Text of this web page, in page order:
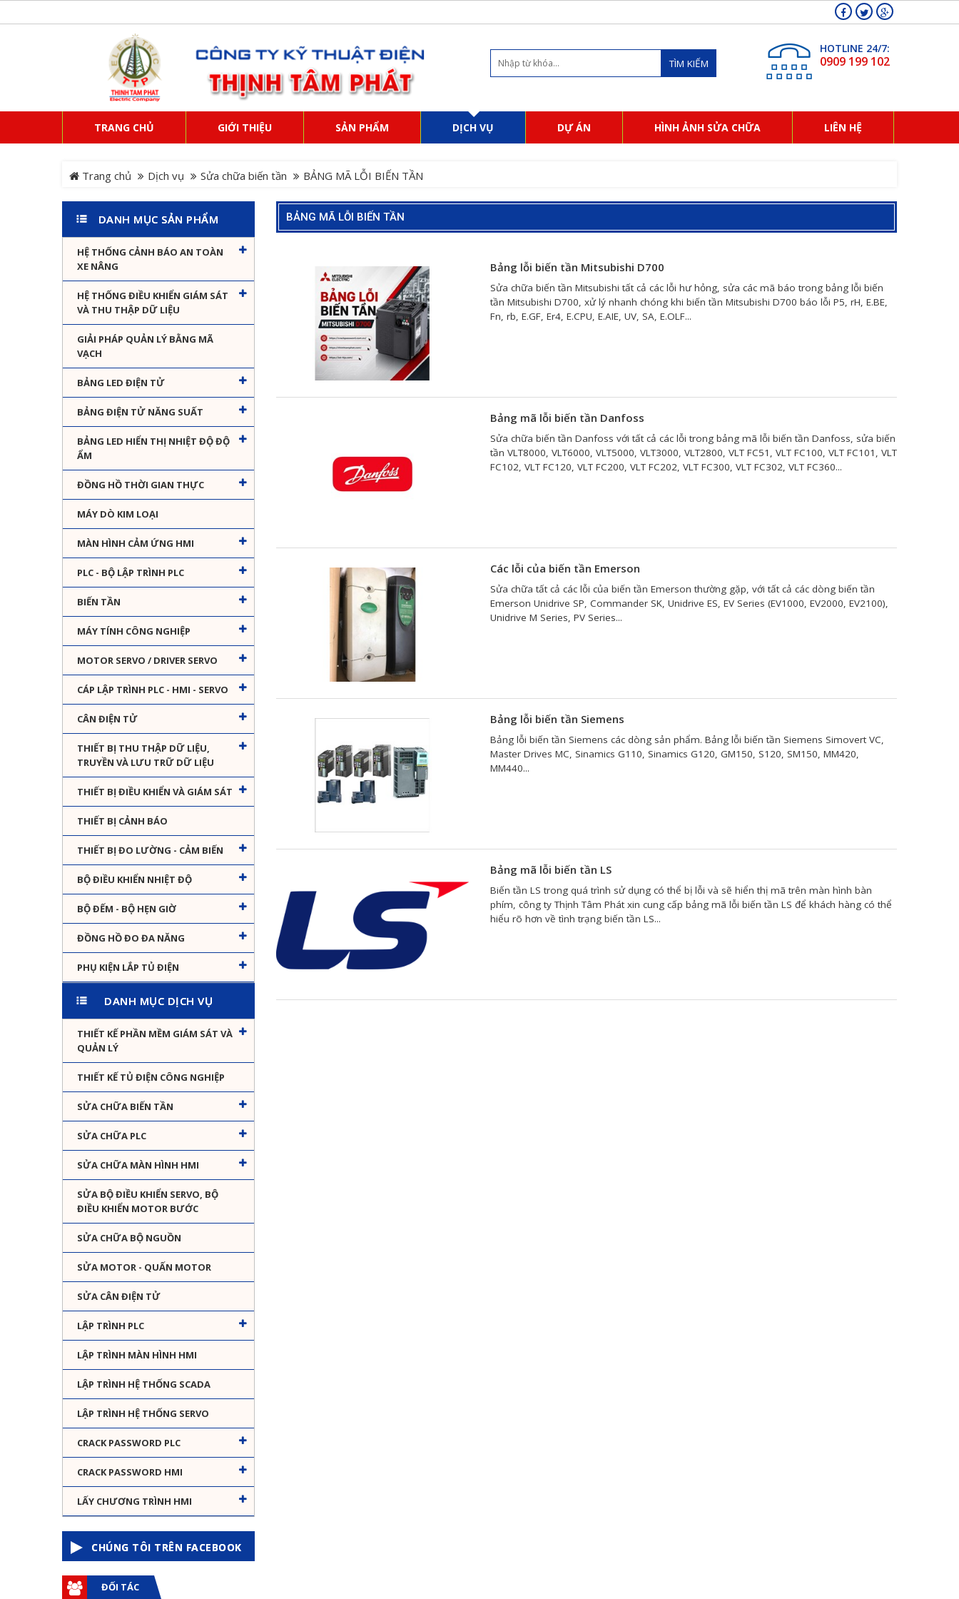
TÌM KIẾM
HOTLINE 24/7:
0909 199 102
TRANG CHỦ GIỚI THIỆU SẢN PHẨM DỊCH VỤ DỰ ÁN HÌNH ẢNH SỬA CHỮA LIÊN HỆ
Trang chủ Dịch vụ Sửa chữa biến tần BẢNG MÃ LỖI BIẾN TẦN
DANH MỤC SẢN PHẨM
HỆ THỐNG CẢNH BÁO AN TOÀN
XE NÂNG
HỆ THỐNG ĐIỀU KHIỂN GIÁM SÁT
VÀ THU THẬP DỮ LIỆU
GIẢI PHÁP QUẢN LÝ BẰNG MÃ
VẠCH
BẢNG LED ĐIỆN TỬ
BẢNG ĐIỆN TỬ NĂNG SUẤT
BẢNG LED HIỂN THỊ NHIỆT ĐỘ ĐỘ
ẨM
ĐỒNG HỒ THỜI GIAN THỰC
MÁY DÒ KIM LOẠI
MÀN HÌNH CẢM ỨNG HMI
PLC - BỘ LẬP TRÌNH PLC
BIẾN TẦN
MÁY TÍNH CÔNG NGHIỆP
MOTOR SERVO / DRIVER SERVO
CÁP LẬP TRÌNH PLC - HMI - SERVO
CÂN ĐIỆN TỬ
THIẾT BỊ THU THẬP DỮ LIỆU,
TRUYỀN VÀ LƯU TRỮ DỮ LIỆU
THIẾT BỊ ĐIỀU KHIỂN VÀ GIÁM SÁT
THIẾT BỊ CẢNH BÁO
THIẾT BỊ ĐO LƯỜNG - CẢM BIẾN
BỘ ĐIỀU KHIỂN NHIỆT ĐỘ
BỘ ĐẾM - BỘ HẸN GIỜ
ĐỒNG HỒ ĐO ĐA NĂNG
PHỤ KIỆN LẮP TỦ ĐIỆN
DANH MỤC DỊCH VỤ
THIẾT KẾ PHẦN MỀM GIÁM SÁT VÀ
QUẢN LÝ
THIẾT KẾ TỦ ĐIỆN CÔNG NGHIỆP
SỬA CHỮA BIẾN TẦN
SỬA CHỮA PLC
SỬA CHỮA MÀN HÌNH HMI
SỬA BỘ ĐIỀU KHIỂN SERVO, BỘ
ĐIỀU KHIỂN MOTOR BƯỚC
SỬA CHỮA BỘ NGUỒN
SỬA MOTOR - QUẤN MOTOR
SỬA CÂN ĐIỆN TỬ
LẬP TRÌNH PLC
LẬP TRÌNH MÀN HÌNH HMI
LẬP TRÌNH HỆ THỐNG SCADA
LẬP TRÌNH HỆ THỐNG SERVO
CRACK PASSWORD PLC
CRACK PASSWORD HMI
LẤY CHƯƠNG TRÌNH HMI
CHÚNG TÔI TRÊN FACEBOOK
BẢNG MÃ LỖI BIẾN TẦN
Bảng lỗi biến tần Mitsubishi D700
Sửa chữa biến tần Mitsubishi tất cả các lỗi hư hỏng, sửa các mã báo trong bảng lỗi biến
tần Mitsubishi D700, xử lý nhanh chóng khi biến tần Mitsubishi D700 báo lỗi P5, rH, E.BE,
Fn, rb, E.GF, Er4, E.CPU, E.AIE, UV, SA, E.OLF...
Bảng mã lỗi biến tần Danfoss
Sửa chữa biến tần Danfoss với tất cả các lỗi trong bảng mã lỗi biến tần Danfoss, sửa biến
tần VLT8000, VLT6000, VLT5000, VLT3000, VLT2800, VLT FC51, VLT FC100, VLT FC101, VLT
FC102, VLT FC120, VLT FC200, VLT FC202, VLT FC300, VLT FC302, VLT FC360...
Các lỗi của biến tần Emerson
Sửa chữa tất cả các lỗi của biến tần Emerson thường gặp, với tất cả các dòng biến tần
Emerson Unidrive SP, Commander SK, Unidrive ES, EV Series (EV1000, EV2000, EV2100),
Unidrive M Series, PV Series...
Bảng lỗi biến tần Siemens
Bảng lỗi biến tần Siemens các dòng sản phẩm. Bảng lỗi biến tần Siemens Simovert VC,
Master Drives MC, Sinamics G110, Sinamics G120, GM150, S120, SM150, MM420,
MM440...
Bảng mã lỗi biến tần LS
Biến tần LS trong quá trình sử dụng có thể bị lỗi và sẽ hiển thị mã trên màn hình bàn
phím, công ty Thịnh Tâm Phát xin cung cấp bảng mã lỗi biến tần LS để khách hàng có thể
hiểu rõ hơn về tình trạng biến tần LS...
ĐỐI TÁC